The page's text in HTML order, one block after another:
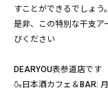
すことができるでしょう。
是非、この特別な干支ア
びください
DEARYOU表参道店です
🍶日本酒カフェ＆BAR: